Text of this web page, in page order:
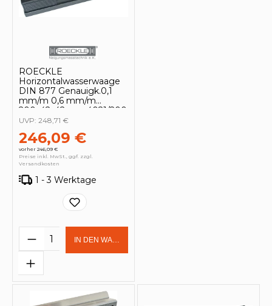
ROECKLE
Horizontalwasserwaage
DIN 877 Genauigk.0,1
mm/m 0,6 mm/m
200x42x42cm - 4021/200
246,09 €
vorher 246,09 €
UVP: 248,71 €
Preise inkl. MwSt., ggf. zzgl.
Versandkosten
1 - 3 Werktage
Produkt Anzahl: Gib den
IN DEN WARENKORB